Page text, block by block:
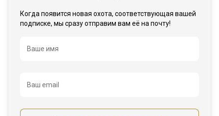
Когда появится новая охота, соответствующая вашей
подписке, мы сразу отправим вам её на почту!
Название
Ваше имя
Ваш email